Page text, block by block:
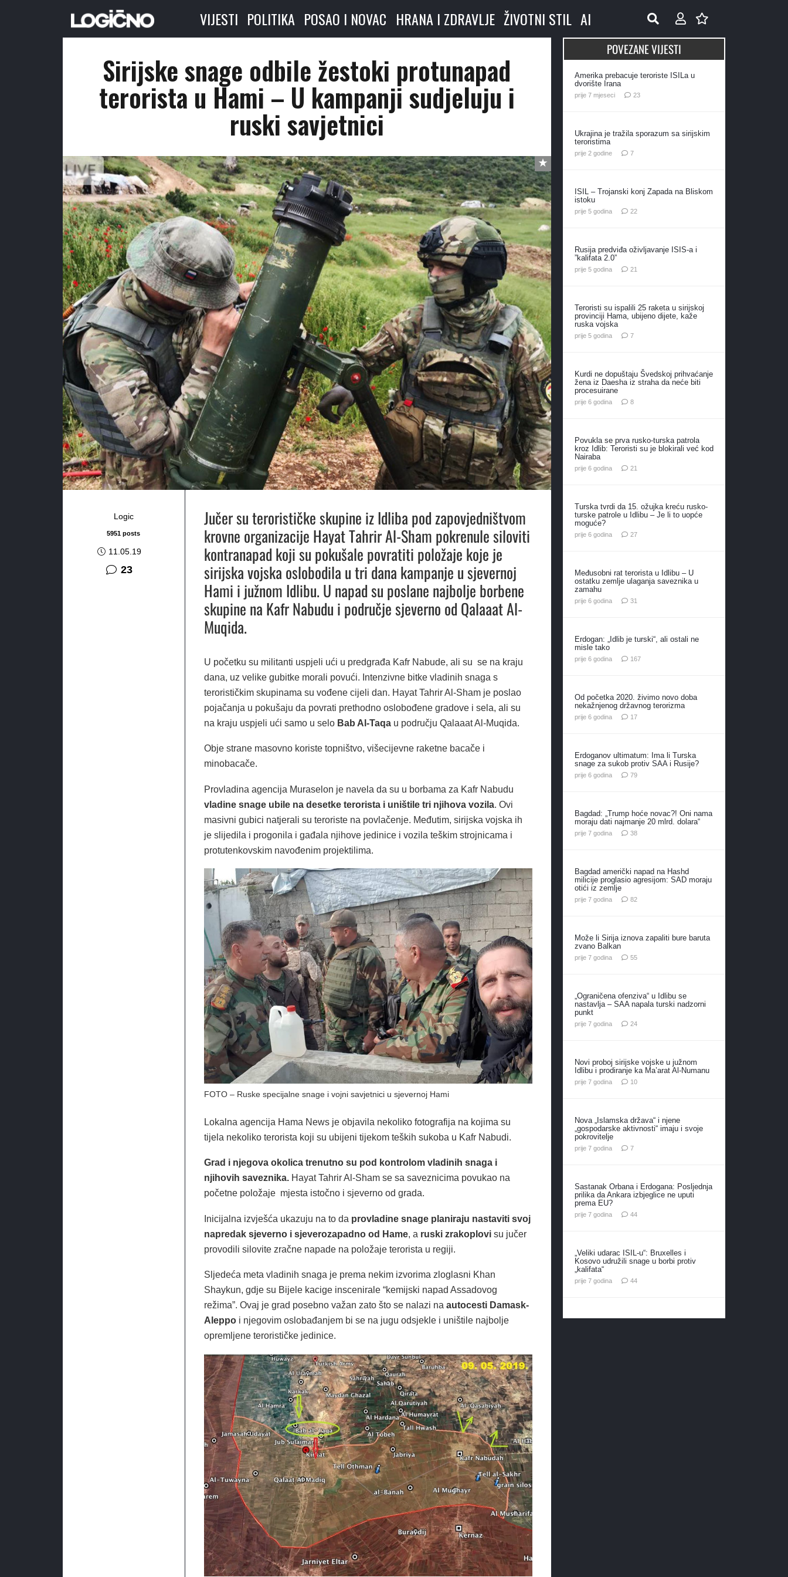
VIJESTI POLITIKA POSAO I NOVAC HRANA I ZDRAVLJE ŽIVOTNI STIL AI
Sirijske snage odbile žestoki protunapad
terorista u Hami – U kampanji sudjeluju i
ruski savjetnici
Logic
5951 posts
11.05.19
23komentara
Jučer su terorističke skupine iz Idliba pod zapovjedništvom
krovne organizacije Hayat Tahrir Al-Sham pokrenule siloviti
kontranapad koji su pokušale povratiti položaje koje je
sirijska vojska oslobodila u tri dana kampanje u sjevernoj
Hami i južnom Idlibu. U napad su poslane najbolje borbene
skupine na Kafr Nabudu i područje sjeverno od Qalaaat Al-
Muqida.
U početku su militanti uspjeli ući u predgrađa Kafr Nabude, ali su se na kraju
dana, uz velike gubitke morali povući. Intenzivne bitke vladinih snaga s
terorističkim skupinama su vođene cijeli dan. Hayat Tahrir Al-Sham je poslao
pojačanja u pokušaju da povrati prethodno oslobođene gradove i sela, ali su
na kraju uspjeli ući samo u selo Bab Al-Taqau području Qalaaat Al-Muqida.
Obje strane masovno koriste topništvo, višecijevne raketne bacače i
minobacače.
Provladina agencija Muraselon je navela da su u borbama za Kafr Nabudu
vladine snage ubile na desetke terorista i uništile tri njihova vozila. Ovi
masivni gubici natjerali su teroriste na povlačenje. Međutim, sirijska vojska ih
je slijedila i progonila i gađala njihove jedinice i vozila teškim strojnicama i
protutenkovskim navođenim projektilima.
FOTO – Ruske specijalne snage i vojni savjetnici u sjevernoj Hami
Lokalna agencija Hama News je objavila nekoliko fotografija na kojima su
tijela nekoliko terorista koji su ubijeni tijekom teških sukoba u Kafr Nabudi.
Grad i njegova okolica trenutno su pod kontrolom vladinih snaga i
njihovih saveznika.Hayat Tahrir Al-Sham se sa saveznicima povukao na
početne položaje mjesta istočno i sjeverno od grada.
Inicijalna izvješća ukazuju na to da provladine snage planiraju nastaviti svoj
napredak sjeverno i sjeverozapadno od Hame, a ruski zrakoplovisu jučer
provodili silovite zračne napade na položaje terorista u regiji.
Sljedeća meta vladinih snaga je prema nekim izvorima zloglasni Khan
Shaykun, gdje su Bijele kacige inscenirale “kemijski napad Assadovog
režima”. Ovaj je grad posebno važan zato što se nalazi na autocesti Damask-
Aleppoi njegovim oslobađanjem bi se na jugu odsjekle i uništile najbolje
opremljene terorističke jedinice.
POVEZANE VIJESTI
Amerika prebacuje teroriste ISILa u
dvorište Irana
prije 7 mjeseci 23komentara
Ukrajina je tražila sporazum sa sirijskim
teroristima
prije 2 godine 7komentara
ISIL – Trojanski konj Zapada na Bliskom
istoku
prije 5 godina 22komentara
Rusija predviđa oživljavanje ISIS-a i
”kalifata 2.0”
prije 5 godina 21
Teroristi su ispalili 25 raketa u sirijskoj
provinciji Hama, ubijeno dijete, kaže
ruska vojska
prije 5 godina 7komentara
Kurdi ne dopuštaju Švedskoj prihvaćanje
žena iz Daesha iz straha da neće biti
procesuirane
prije 6 godina 8komentara
Povukla se prva rusko-turska patrola
kroz Idlib: Teroristi su je blokirali već kod
Nairaba
prije 6 godina 21
Turska tvrdi da 15. ožujka kreću rusko-
turske patrole u Idlibu – Je li to uopće
moguće?
prije 6 godina 27komentara
Međusobni rat terorista u Idlibu – U
ostatku zemlje ulaganja saveznika u
zamahu
prije 6 godina 31
Erdogan: „Idlib je turski“, ali ostali ne
misle tako
prije 6 godina 167komentara
Od početka 2020. živimo novo doba
nekažnjenog državnog terorizma
prije 6 godina 17komentara
Erdoganov ultimatum: Ima li Turska
snage za sukob protiv SAA i Rusije?
prije 6 godina 79komentara
Bagdad: „Trump hoće novac?! Oni nama
moraju dati najmanje 20 mlrd. dolara“
prije 7 godina 38komentara
Bagdad američki napad na Hashd
milicije proglasio agresijom: SAD moraju
otići iz zemlje
prije 7 godina 82komentara
Može li Sirija iznova zapaliti bure baruta
zvano Balkan
prije 7 godina 55komentara
„Ograničena ofenziva“ u Idlibu se
nastavlja – SAA napala turski nadzorni
punkt
prije 7 godina 24komentara
Novi proboj sirijske vojske u južnom
Idlibu i prodiranje ka Ma’arat Al-Numanu
prije 7 godina 10komentara
Nova „Islamska država“ i njene
„gospodarske aktivnosti“ imaju i svoje
pokrovitelje
prije 7 godina 7komentara
Sastanak Orbana i Erdogana: Posljednja
prilika da Ankara izbjeglice ne uputi
prema EU?
prije 7 godina 44komentara
„Veliki udarac ISIL-u“: Bruxelles i
Kosovo udružili snage u borbi protiv
„kalifata“
prije 7 godina 44komentara